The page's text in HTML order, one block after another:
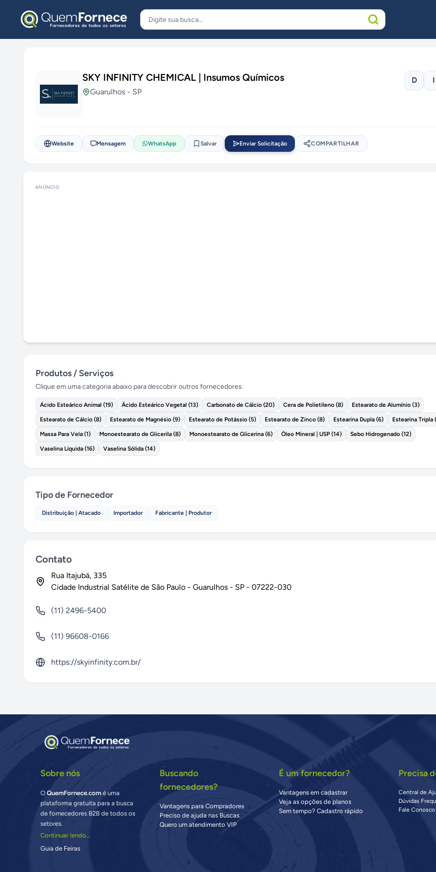
SKY INFINITY CHEMICAL | Insumos Químicos
Guarulhos - SP
D I
Website Mensagem WhatsApp Salvar Enviar Solicitação COMPARTILHAR
ANÚNCIO
Produtos / Serviços
Clique em uma categoria abaixo para descobrir outros fornecedores.
Ácido Esteárico Animal (19) Ácido Esteárico Vegetal (13) Carbonato de Cálcio (20) Cera de Polietileno (8) Estearato de Alumínio (3)
Estearato de Cálcio (8) Estearato de Magnésio (9) Estearato de Potássio (5) Estearato de Zinco (8) Estearina Dupla (6) Estearina Tripla (
Massa Para Vela (1) Monoestearato de Glicerila (8) Monoestearato de Glicerina (6) Óleo Mineral | USP (14) Sebo Hidrogenado (12)
Vaselina Líquida (16) Vaselina Sólida (14)
Tipo de Fornecedor
Distribuição | Atacado Importador Fabricante | Produtor
Contato
Rua Itajubá, 335
Cidade Industrial Satélite de São Paulo - Guarulhos - SP - 07222-030
(11) 2496-5400
(11) 96608-0166
https://skyinfinity.com.br/
Sobre nós
OQuemFornece.com é uma
plataforma gratuita para a busca
de fornecedores B2B de todos os
setores.
Continuar lendo...
Guia de Feiras
Buscando
fornecedores?
Vantagens para Compradores
Preciso de ajuda nas Buscas
Quero um atendimento VIP
É um fornecedor?
Vantagens em cadastrar
Veja as opções de planos
Sem tempo? Cadastro rápido
Precisa
Central de
Dúvidas
Fale Conosco